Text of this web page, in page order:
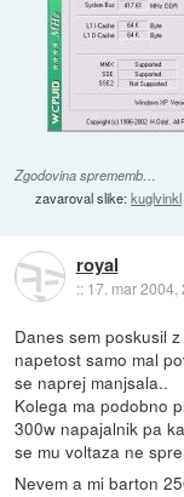
Zgodovina sprememb…
zavaroval slike:kuglvinkl
royal
:: 17. mar 2004,
Danes sem poskusil
napetost samo mal
se naprej manjsala..
Kolega ma podobno
300w napajalnik pa
se mu voltaza ne
Nevem a mi barton